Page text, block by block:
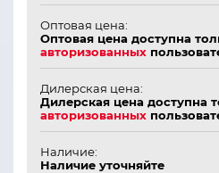
Оптовая цена:
Оптовая цена доступна
авторизованных
Дилерская цена:
Дилерская цена доступна
авторизованных
Наличие:
Наличие уточняйте